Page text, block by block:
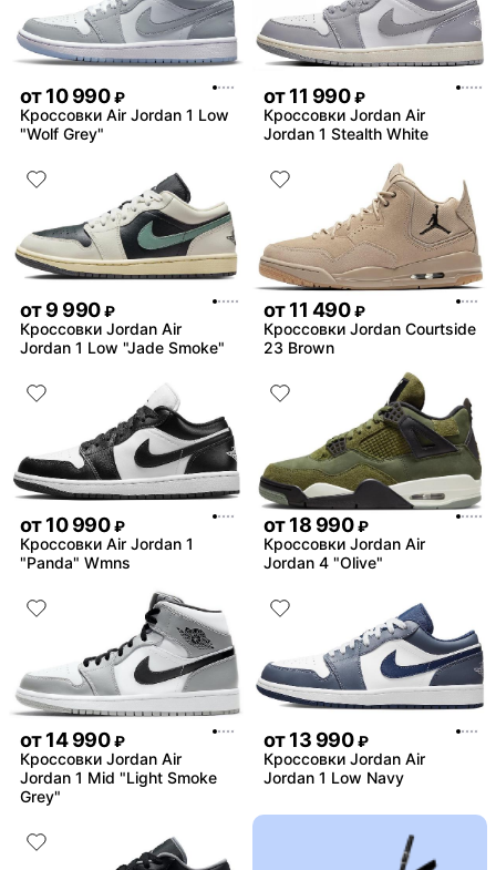
от10 990 ₽
Кроссовки Air Jordan 1 Low
"Wolf Grey"
от11 990 ₽
Кроссовки Jordan Air
Jordan 1 Stealth White
от9 990 ₽
Кроссовки Jordan Air
Jordan 1 Low "Jade Smoke"
от11 490 ₽
Кроссовки Jordan Courtside
23 Brown
от10 990 ₽
Кроссовки Air Jordan 1
"Panda" Wmns
от18 990 ₽
Кроссовки Jordan Air
Jordan 4 "Olive"
от14 990 ₽
Кроссовки Jordan Air
Jordan 1 Mid "Light Smoke
Grey"
от13 990 ₽
Кроссовки Jordan Air
Jordan 1 Low Navy